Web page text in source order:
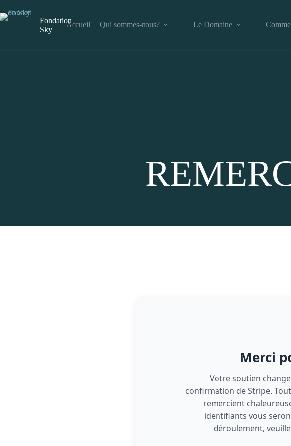
Fondation
Sky
Accueil Qui sommes-nous? Le Domaine
Merci
Votre soutien
confirmation de Stripe.
remercient
identifiants vous
déroulement,